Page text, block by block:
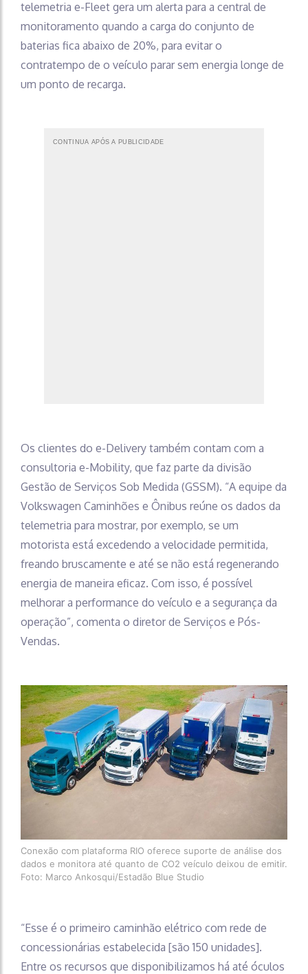
telemetria e-Fleet gera um alerta para a central de
monitoramento quando a carga do conjunto de
baterias fica abaixo de 20%, para evitar o
contratempo de o veículo parar sem energia longe de
um ponto de recarga.
CONTINUA APÓS A PUBLICIDADE
Os clientes do e-Delivery também contam com a
consultoria e-Mobility, que faz parte da divisão
Gestão de Serviços Sob Medida (GSSM). “A equipe da
Volkswagen Caminhões e Ônibus reúne os dados da
telemetria para mostrar, por exemplo, se um
motorista está excedendo a velocidade permitida,
freando bruscamente e até se não está regenerando
energia de maneira eficaz. Com isso, é possível
melhorar a performance do veículo e a segurança da
operação”, comenta o diretor de Serviços e Pós-
Vendas.
Conexão com plataforma RIO oferece suporte de análise dos
dados e monitora até quanto de CO2 veículo deixou de emitir.
Foto: Marco Ankosqui/Estadão Blue Studio
“Esse é o primeiro caminhão elétrico com rede de
concessionárias estabelecida [são 150 unidades].
Entre os recursos que disponibilizamos há até óculos